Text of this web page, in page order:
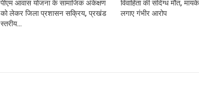
पीएम आवास योजना के सामाजिक अंकेक्षण
को लेकर जिला प्रशासन सक्रिय, प्रखंड
स्तरीय…
विवाहिता की संदिग्ध मौत,
लगाए गंभीर आरोप